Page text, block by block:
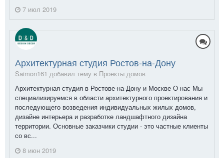
7 июл 2019
Архитектурная студия Ростов-на-Дону
Saimon161 добавил тему в Проекты домов
Архитектурная студия в Ростове-на-Дону и Москве О нас Мы
специализируемся в области архитектурного проектирования и
последующего возведения индивидуальных жилых домов,
дизайне интерьера и разработке ландшафтного дизайна
территории. Основные заказчики студии - это частные клиенты
со вс...
8 июн 2019